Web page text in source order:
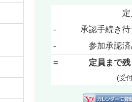
定
-
承認手続き待
-
参加承認済
=
定員まで残
(受